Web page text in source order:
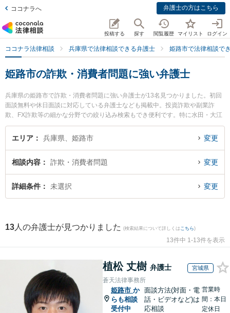
ココナラへ 弁護士の方はこちら
投稿する 探す 閲覧履歴 マイリスト ログイン
ココナラ法律相談 兵庫県で法律相談できる弁護士 姫路市で法律相談で
姫路市の詐欺・消費者問題に強い弁護士
兵庫県の姫路市で詐欺・消費者問題に強い弁護士が13名見つかりました。初回
面談無料や休日面談に対応している弁護士なども掲載中。投資詐欺や副業詐
欺、FX詐欺等の細かな分野での絞り込み検索もでき便利です。特に水田・大江
法律事務所の大江 剛史弁護士や姫路駅前法律事務所の川手 涼平弁護士、天野・
上垣法律会計事務所の上垣 孝俊弁護士のプロフィール情報や弁護士費用、強み
決の実績豊富な近くの弁護士を検索したい』『初回相談無料で詐欺・消費者問
題を法律相談できる姫路市内の弁護士に相談予約したい』などでお困りの相談
者さんにおすすめです。
エリア 兵庫県、姫路市 変更
相談内容 詐欺・消費者問題 変更
詳細条件 未選択 変更
13 人の弁護士が見つかりました (検索結果について詳しくは こちら)
13件中 1-13件を表示
植松 丈樹 弁護士 宮城県
蒼天法律事務所
姫路市 か
らも相談
受付中
面談方法(対面・電
話・ビデオなど)は
応相談
営業時
間：本日
定休日